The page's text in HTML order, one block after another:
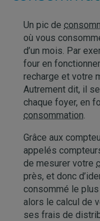
Un pic de
où vous
d’un mois. Par
four en
recharge et votre
Autrement dit, il
chaque foyer, en
consommation.
Grâce aux
appelés
de mesurer votre
près, et donc
consommé le
alors le calcul de
ses frais de